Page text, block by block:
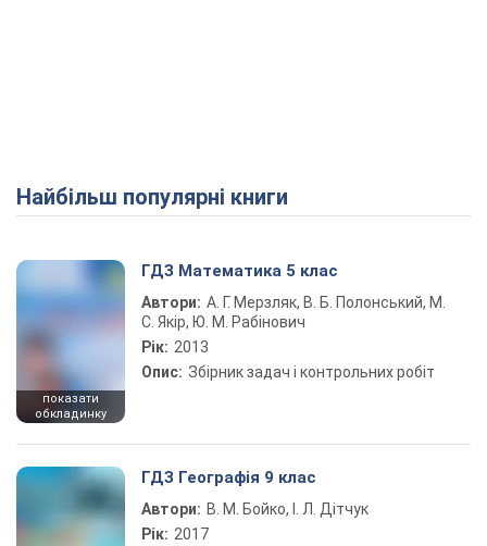
Найбільш популярні книги
показати
обкладинку
ГДЗ Математика 5 клас
Автори: А. Г. Мерзляк, В. Б. Полонський, М.
С. Якір, Ю. М. Рабінович
Рік: 2013
Опис: Збірник задач і контрольних робіт
ГДЗ Географія 9 клас
Автори: В. М. Бойко, І. Л. Дітчук
Рік: 2017